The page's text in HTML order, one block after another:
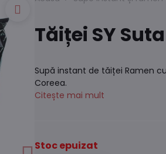
Tăiței SY
Supă instant de tăiței Ramen
Coreea.
Citește mai mult
Stoc epuizat